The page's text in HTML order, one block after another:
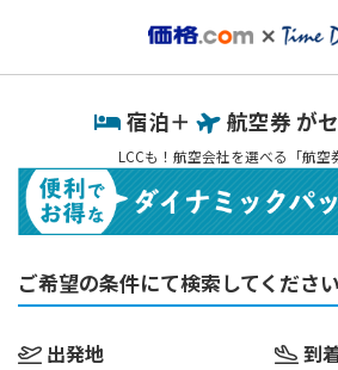
宿泊＋ 航空券 が
LCCも！航空会社を選べる「航空
ご希望の条件にて検索してください
出発地 到